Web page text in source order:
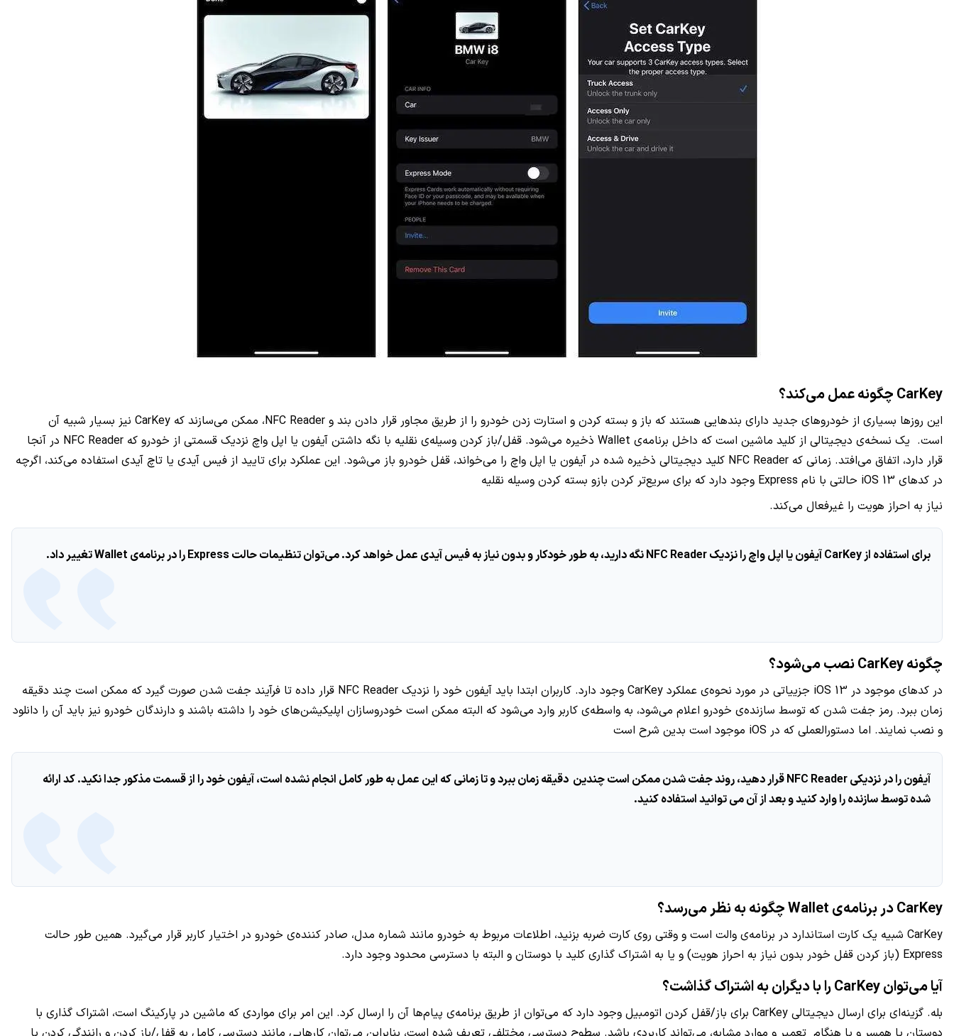
CarKey چگونه عمل می‌کند؟
این روزها بسیاری از خودروهای جدید دارای بندهایی هستند که باز و بسته کردن و استارت زدن خودرو را از طریق مجاور قرار دادن بند و NFC Reader، ممکن می‌سازند که CarKey نیز بسیار شبیه آن
است. یک نسخه‌ی دیجیتالی از کلید ماشین است که داخل برنامه‌ی Wallet ذخیره می‌شود. قفل/باز کردن وسیله‌ی نقلیه با نگه داشتن آیفون یا اپل واچ نزدیک قسمتی از خودرو که NFC Reader در آنجا
قرار دارد، اتفاق می‌افتد. زمانی که NFC Reader کلید دیجیتالی ذخیره شده در آیفون یا اپل واچ را می‌خواند، قفل خودرو باز می‌شود. این عملکرد برای تایید از فیس آیدی یا تاچ آیدی استفاده می‌کند، اگرچه
در کدهای iOS 13 حالتی با نام Express وجود دارد که برای سریع‌تر کردن بازو بسته کردن وسیله نقلیه
نیاز به احراز هویت را غیرفعال می‌کند.
برای استفاده از CarKey آیفون یا اپل واچ را نزدیک NFC Reader نگه دارید، به طور خودکار و بدون نیاز به فیس آیدی عمل خواهد کرد. می‌توان تنظیمات حالت Express را در برنامه‌ی Wallet تغییر داد.
چگونه CarKey نصب می‌شود؟
در کدهای موجود در iOS 13 جزییاتی در مورد نحوه‌ی عملکرد CarKey وجود دارد. کاربران ابتدا باید آیفون خود را نزدیک NFC Reader قرار داده تا فرآیند جفت شدن صورت گیرد که ممکن است چند دقیقه
زمان ببرد. رمز جفت شدن که توسط سازنده‌ی خودرو اعلام می‌شود، به واسطه‌ی کاربر وارد می‌شود که البته ممکن است خودروسازان اپلیکیشن‌های خود را داشته باشند و دارندگان خودرو نیز باید آن را دانلود
و نصب نمایند. اما دستورالعملی که در iOS موجود است بدین شرح است
آیفون را در نزدیکی NFC Reader قرار دهید، روند جفت شدن ممکن است چندین دقیقه زمان ببرد و تا زمانی که این عمل به طور کامل انجام نشده است، آیفون خود را از قسمت مذکور جدا نکید. کد ارائه
شده توسط سازنده را وارد کنید و بعد از آن می توانید استفاده کنید.
CarKey در برنامه‌ی Wallet چگونه به نظر می‌رسد؟
CarKey شبیه یک کارت استاندارد در برنامه‌ی والت است و وقتی روی کارت ضربه بزنید، اطلاعات مربوط به خودرو مانند شماره مدل، صادر کننده‌ی خودرو در اختیار کاربر قرار می‌گیرد. همین طور حالت
Express (باز کردن قفل خودر بدون نیاز به احراز هویت) و یا به اشتراک گذاری کلید با دوستان و البته با دسترسی محدود وجود دارد.
آیا می‌توان CarKey را با دیگران به اشتراک گذاشت؟
بله. گزینه‌ای برای ارسال دیجیتالی CarKey برای باز/قفل کردن اتومبیل وجود دارد که می‌توان از طریق برنامه‌ی پیام‌ها آن را ارسال کرد. این امر برای مواردی که ماشین در پارکینگ است، اشتراک گذاری با